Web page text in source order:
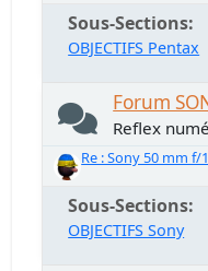
Sous-Sections
OBJECTIFS Pentax
Forum
Reflex
Re : Sony 50 mm f/
Sous-Sections
OBJECTIFS Sony